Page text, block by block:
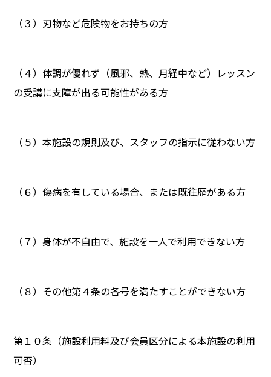
（３）刃物など危険物をお持ちの方
（４）体調が優れず（風邪、熱、月経中など）レッスン
の受講に支障が出る可能性がある方
（５）本施設の規則及び、スタッフの指示に従わない方
（６）傷病を有している場合、または既往歴がある方
（７）身体が不自由で、施設を一人で利用できない方
（８）その他第４条の各号を満たすことができない方
第１０条（施設利用料及び会員区分による本施設の利用
可否）